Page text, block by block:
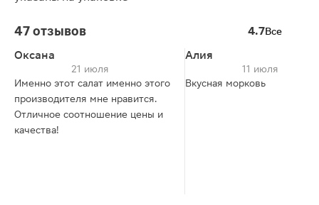
47 отзывов 4.7Все
Оксана
21 июля
Именно этот салат именно этого
производителя мне нравится.
Отличное соотношение цены и
качества!
Алия
11 июля
Вкусная морковь